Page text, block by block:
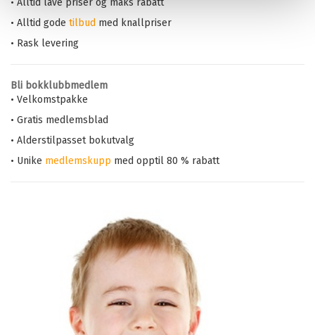
• Alltid lave priser og maks rabatt
• Alltid gode tilbud med knallpriser
• Rask levering
Bli bokklubbmedlem
• Velkomstpakke
• Gratis medlemsblad
• Alderstilpasset bokutvalg
• Unike medlemskupp med opptil 80 % rabatt